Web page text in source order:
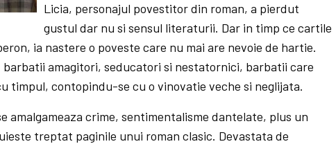
Licia, personajul povestitor din roman, a pierdut
gustul dar nu si sensul literaturii. Dar in timp ce cartile
ia nastere o poveste care nu mai are nevoie de hartie.
barbatii amagitori, seducatori si nestatornici, barbatii care
timpul, contopindu-se cu o vinovatie veche si neglijata.
amalgameaza crime, sentimentalisme dantelate, plus un
treptat paginile unui roman clasic. Devastata de